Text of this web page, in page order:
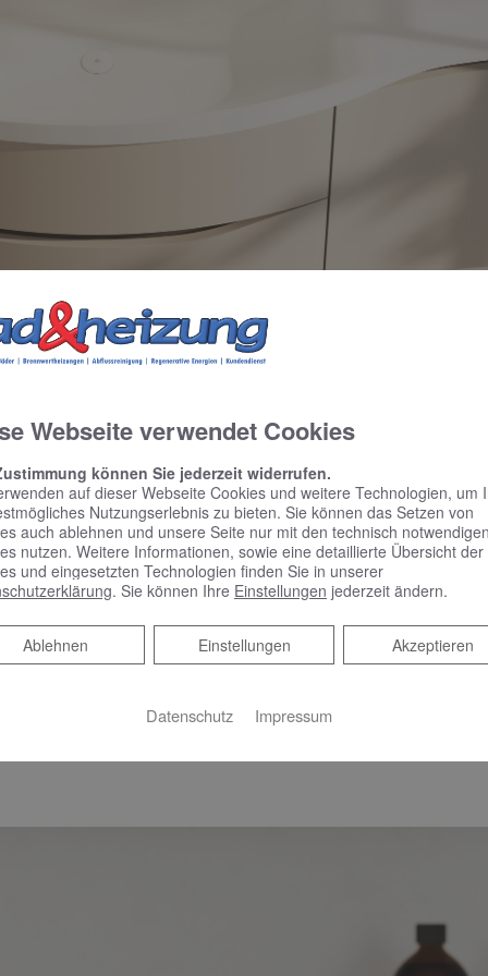
Griffmulden
schlicht: Badmöbeldesign im
mit sanften, sich hintereinander schmiegender
konkaven und konvexen Formen und horizontalen Linien
und Waschtischkante vor, mal weichen sie sich
und seitlicher Ablagefläche. Auch Ablage
Richtungswechsel: Während die über der Armatur
das darüber schwebende Lichtsegel wieder vor, um das
das horizontale Wellenlinien-Design durch den
Webseite verwendet Cookies
können Sie jederzeit widerrufen.
auf dieser Webseite Cookies und weitere Technologien, um
Nutzungserlebnis zu bieten. Sie können das Setzen von
auch ablehnen und unsere Seite nur mit den technisch notwendigen
nutzen. Weitere Informationen, sowie eine detaillierte Übersicht der
und eingesetzten Technologien finden Sie in unserer
. Sie können Ihre Einstellungen jederzeit ändern.
Akzeptieren
Einstellungen
Ablehnen
Ablehnen
Datenschutz Impressum